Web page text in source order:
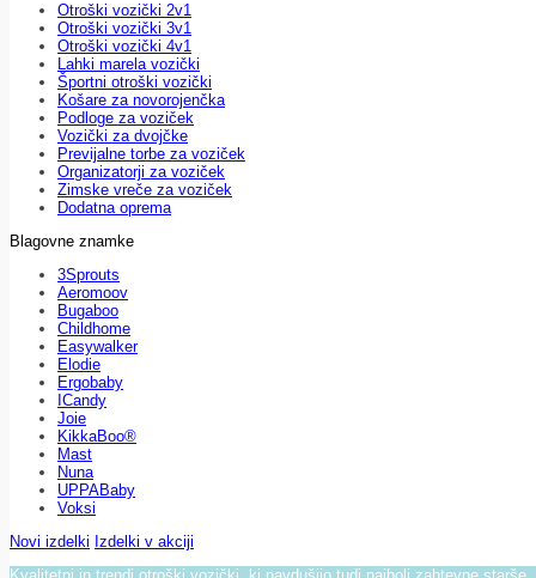
Otroški vozički 2v1
Otroški vozički 3v1
Otroški vozički 4v1
Lahki marela vozički
Športni otroški vozički
Košare za novorojenčka
Podloge za voziček
Vozički za dvojčke
Previjalne torbe za voziček
Organizatorji za voziček
Zimske vreče za voziček
Dodatna oprema
Blagovne znamke
3Sprouts
Aeromoov
Bugaboo
Childhome
Easywalker
Elodie
Ergobaby
ICandy
Joie
KikkaBoo®
Mast
Nuna
UPPABaby
Voksi
Novi izdelki Izdelki v akciji